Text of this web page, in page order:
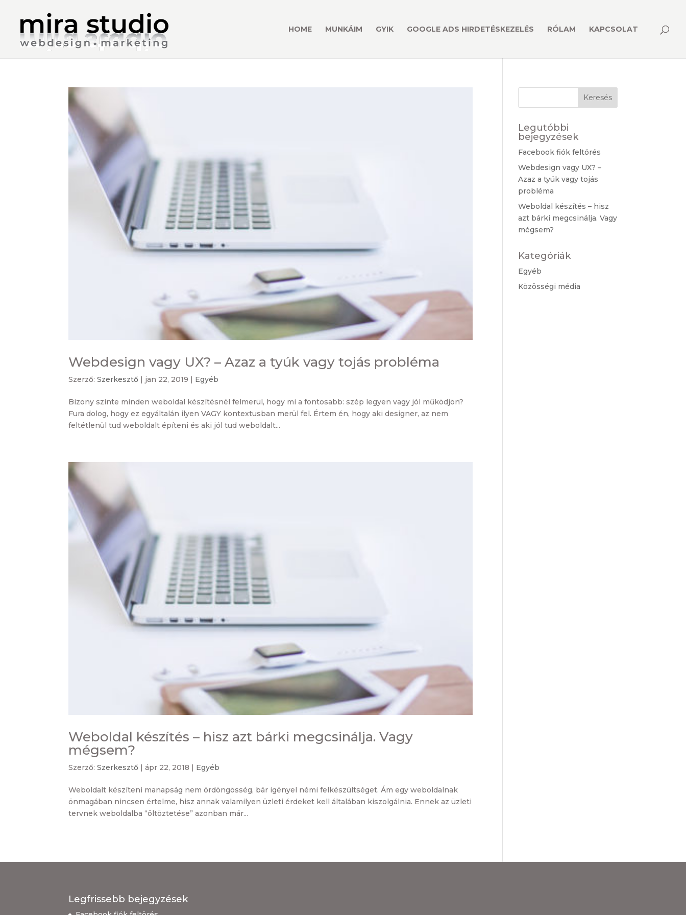
HOME MUNKÁIM GYIK GOOGLE ADS HIRDETÉSKEZELÉS RÓLAM KAPCSOLAT
Webdesign vagy UX? – Azaz a tyúk vagy tojás probléma
Szerző:Szerkesztő | jan 22, 2019 | Egyéb
Bizony szinte minden weboldal készítésnél felmerül, hogy mi a fontosabb: szép legyen vagy jól működjön?
Fura dolog, hogy ez egyáltalán ilyen VAGY kontextusban merül fel. Értem én, hogy aki designer, az nem
feltétlenül tud weboldalt építeni és aki jól tud weboldalt...
Weboldal készítés – hisz azt bárki megcsinálja. Vagy
mégsem?
Szerző:Szerkesztő |ápr 22, 2018 | Egyéb
Weboldalt készíteni manapság nem ördöngösség, bár igényel némi felkészültséget. Ám egy weboldalnak
önmagában nincsen értelme, hisz annak valamilyen üzleti érdeket kell általában kiszolgálnia. Ennek az üzleti
tervnek weboldalba “öltöztetése” azonban már...
Legutóbbi
bejegyzések
Facebook fiók feltörés
Webdesign vagy UX? –
Azaz a tyúk vagy tojás
probléma
Weboldal készítés – hisz
azt bárki megcsinálja. Vagy
mégsem?
Kategóriák
Egyéb
Közösségi média
Legfrissebb bejegyzések